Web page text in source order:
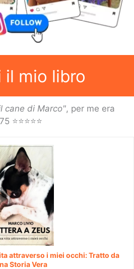
il mio libro
cane di Marco", per me era
⭐⭐⭐⭐⭐
attraverso i miei occhi: Tratto da
Storia Vera